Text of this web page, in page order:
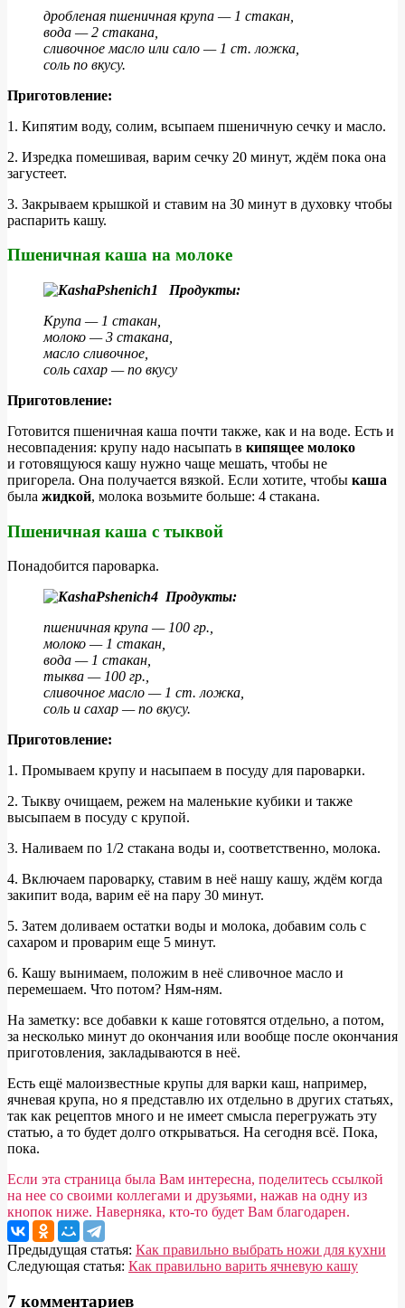
дробленая пшеничная крупа — 1 стакан,
вода — 2 стакана,
сливочное масло или сало — 1 ст. ложка,
соль по вкусу.
Приготовление:
1. Кипятим воду, солим, всыпаем пшеничную сечку и масло.
2. Изредка помешивая, варим сечку 20 минут, ждём пока она
загустеет.
3. Закрываем крышкой и ставим на 30 минут в духовку чтобы
распарить кашу.
Пшеничная каша на молоке
Продукты:
Крупа — 1 стакан,
молоко — 3 стакана,
масло сливочное,
соль сахар — по вкусу
Приготовление:
Готовится пшеничная каша почти также, как и на воде. Есть и
несовпадения: крупу надо насыпать в кипящее молоко
и готовящуюся кашу нужно чаще мешать, чтобы не
пригорела. Она получается вязкой. Если хотите, чтобы каша
была жидкой, молока возьмите больше: 4 стакана.
Пшеничная каша с тыквой
Понадобится пароварка.
Продукты:
пшеничная крупа — 100 гр.,
молоко — 1 стакан,
вода — 1 стакан,
тыква — 100 гр.,
сливочное масло — 1 ст. ложка,
соль и сахар — по вкусу.
Приготовление:
1. Промываем крупу и насыпаем в посуду для пароварки.
2. Тыкву очищаем, режем на маленькие кубики и также
высыпаем в посуду с крупой.
3. Наливаем по 1/2 стакана воды и, соответственно, молока.
4. Включаем пароварку, ставим в неё нашу кашу, ждём когда
закипит вода, варим её на пару 30 минут.
5. Затем доливаем остатки воды и молока, добавим соль с
сахаром и проварим еще 5 минут.
6. Кашу вынимаем, положим в неё сливочное масло и
перемешаем. Что потом? Ням-ням.
На заметку: все добавки к каше готовятся отдельно, а потом,
за несколько минут до окончания или вообще после окончания
приготовления, закладываются в неё.
Есть ещё малоизвестные крупы для варки каш, например,
ячневая крупа, но я представлю их отдельно в других статьях,
так как рецептов много и не имеет смысла перегружать эту
статью, а то будет долго открываться. На сегодня всё. Пока,
пока.
Если эта страница была Вам интересна, поделитесь ссылкой
на нее со своими коллегами и друзьями, нажав на одну из
кнопок ниже. Наверняка, кто-то будет Вам благодарен.
2013-
07-
Предыдущая статья: Как правильно выбрать ножи для кухни
Следующая статья: Как правильно варить ячневую кашу
7 комментариев